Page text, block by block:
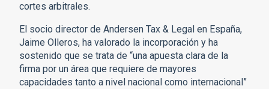
cortes arbitrales.
El socio director de Andersen Tax & Legal en España,
Jaime Olleros, ha valorado la incorporación y ha
sostenido que se trata de “una apuesta clara de la
firma por un área que requiere de mayores
capacidades tanto a nivel nacional como internacional”